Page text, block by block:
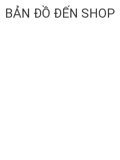
BẢN ĐỒ ĐẾN SHOP